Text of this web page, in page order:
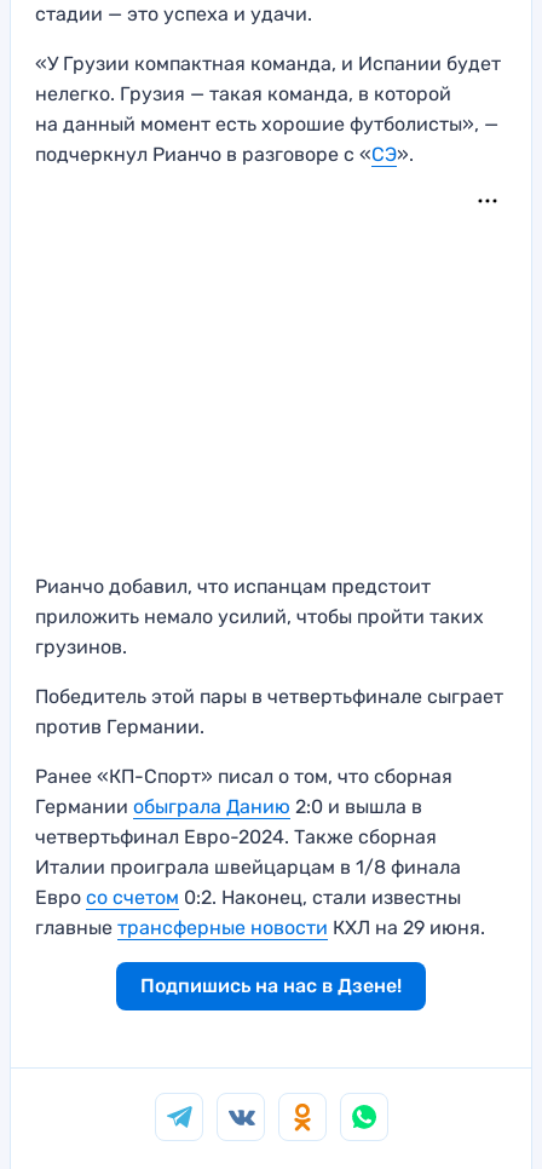
стадии — это успеха и удачи.
«У Грузии компактная команда, и Испании будет
нелегко. Грузия — такая команда, в которой
на данный момент есть хорошие футболисты», —
подчеркнул Рианчо в разговоре с «СЭ».
Рианчо добавил, что испанцам предстоит
приложить немало усилий, чтобы пройти таких
грузинов.
Победитель этой пары в четвертьфинале сыграет
против Германии.
Ранее «КП-Спорт» писал о том, что сборная
Германии обыграла Данию 2:0 и вышла в
четвертьфинал Евро-2024. Также сборная
Италии проиграла швейцарцам в 1/8 финала
Евро со счетом 0:2. Наконец, стали известны
главные трансферные новости КХЛ на 29 июня.
Подпишись на нас в Дзене!